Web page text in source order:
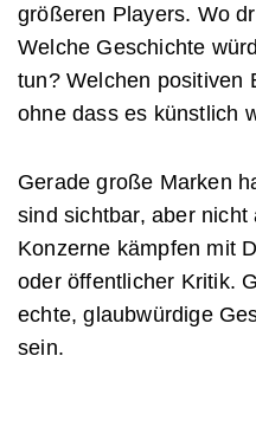
größeren Players. Wo
Welche Geschichte
tun? Welchen positiven
ohne dass es künstlich
Gerade große Marken
sind sichtbar, aber
Konzerne kämpfen mit
oder öffentlicher Kritik.
echte, glaubwürdige
sein.